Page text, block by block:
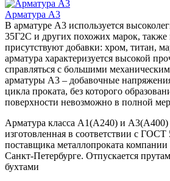
Арматура А3
В арматуре А3 используется
35Г2С и других похожих марок, также
присутствуют добавки: хром, титан,
арматура характеризуется высокой
справляться с большими
арматуры А3 – добавочные
цикла проката, без которого
поверхности невозможно в полной
Арматура класса А1(А240) и
изготовленная в соответствии с
поставщика металлопроката компании
Санкт-Петербурге. Отпускается
бухтами